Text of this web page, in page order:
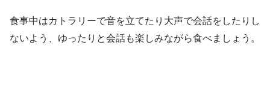
食事中はカトラリーで音を立てたり大声で会話をしたりし
ないよう、ゆったりと会話も楽しみながら食べましょう。